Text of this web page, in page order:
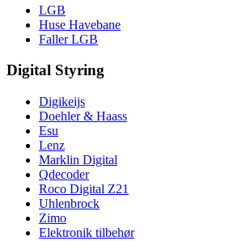
LGB
Huse Havebane
Faller LGB
Digital Styring
Digikeijs
Doehler & Haass
Esu
Lenz
Marklin Digital
Qdecoder
Roco Digital Z21
Uhlenbrock
Zimo
Elektronik tilbehør